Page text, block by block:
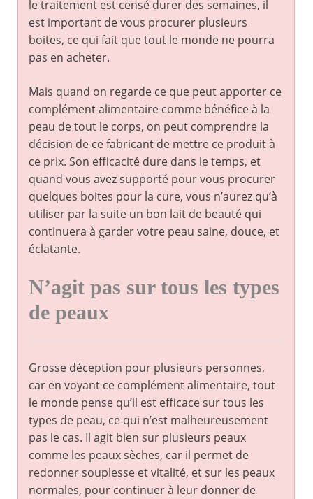
le traitement est censé durer des semaines, il
est important de vous procurer plusieurs
boites, ce qui fait que tout le monde ne pourra
pas en acheter.
Mais quand on regarde ce que peut apporter ce
complément alimentaire comme bénéfice à la
peau de tout le corps, on peut comprendre la
décision de ce fabricant de mettre ce produit à
ce prix. Son efficacité dure dans le temps, et
quand vous avez supporté pour vous procurer
quelques boites pour la cure, vous n’aurez qu’à
utiliser par la suite un bon lait de beauté qui
continuera à garder votre peau saine, douce, et
éclatante.
N’agit pas sur tous les types
de peaux
Grosse déception pour plusieurs personnes,
car en voyant ce complément alimentaire, tout
le monde pense qu’il est efficace sur tous les
types de peau, ce qui n’est malheureusement
pas le cas. Il agit bien sur plusieurs peaux
comme les peaux sèches, car il permet de
redonner souplesse et vitalité, et sur les peaux
normales, pour continuer à leur donner de